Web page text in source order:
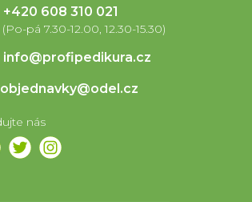
info@profipedikura.cz
+420 608 310 021
objednavky@odel.cz